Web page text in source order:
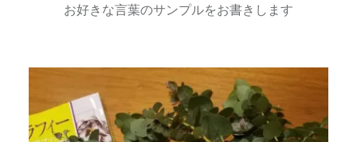
お好きな言葉のサンプルをお書きします